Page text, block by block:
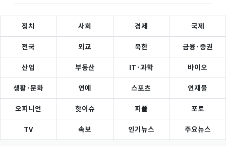
정치 사회 경제 국제
전국 외교 북한 금융·증권
산업 부동산 IT·과학 바이오
생활·문화 연예 스포츠 연재물
오피니언 핫이슈 피플 포토
TV 속보 인기뉴스 주요뉴스